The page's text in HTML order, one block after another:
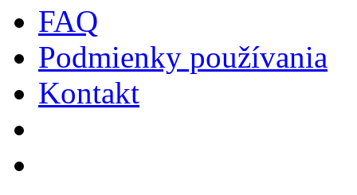
FAQ
Podmienky používania
Kontakt